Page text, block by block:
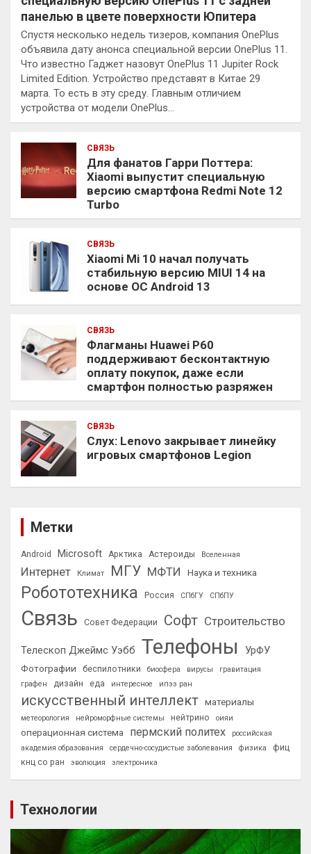
панелью в цвете поверхности Юпитера
Спустя несколько недель тизеров, компания OnePlus
объявила дату анонса специальной версии OnePlus 11.
Что известно Гаджет назовут OnePlus 11 Jupiter Rock
Limited Edition. Устройство представят в Китае 29
марта. То есть в эту среду. Главным отличием
устройства от модели OnePlus…
СВЯЗЬ
Для фанатов Гарри Поттера:
Xiaomi выпустит специальную
версию смартфона Redmi Note 12
Turbo
СВЯЗЬ
Xiaomi Mi 10 начал получать
стабильную версию MIUI 14 на
основе ОС Android 13
СВЯЗЬ
Флагманы Huawei P60
поддерживают бесконтактную
оплату покупок, даже если
смартфон полностью разряжен
СВЯЗЬ
Слух: Lenovo закрывает линейку
игровых смартфонов Legion
Метки
Android Microsoft Арктика Астероиды Вселенная
Интернет Климат МГУ МФТИ Наука и техника
Робототехника Россия СПбГУ СПбПУ
Связь Совет Федерации Софт Строительство
Телескоп Джеймс Уэбб Телефоны УрФУ
Фотографии беспилотники биосфера вирусы
гравитация
графен
дизайн еда интересное ипээ ран
искусственный интеллект материалы
метеорология нейроморфные системы нейтрино оияи
операционная система пермский политех
российская
академия образования
сердечно-сосудистые заболевания физика
фиц
кнц со ран
эволюция электроника
Технологии